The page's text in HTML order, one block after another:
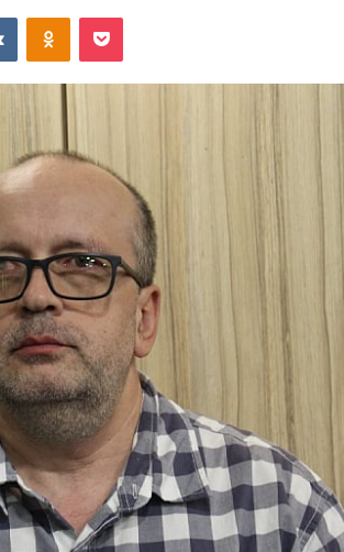
VKontakteOdnoklassniki
Pocket